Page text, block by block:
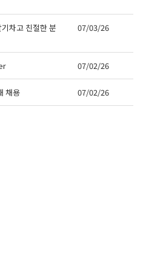
차고 친절한 분
07/03/26
07/02/26
채용 07/02/26
터 구독
통해 다양한 로컬소식과
받아보실수 있습니다.